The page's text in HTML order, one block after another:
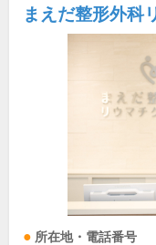
まえだ整形外科
所在地・電話番号